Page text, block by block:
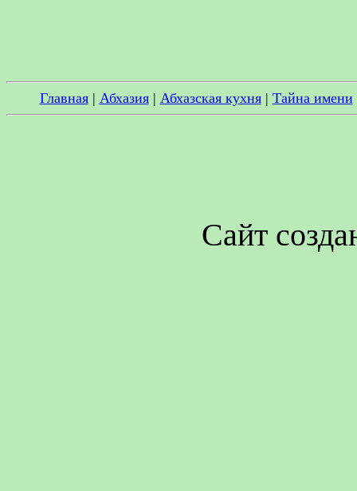
Главная| Абхазия| Абхазская кухня| Тайна имени
Сайт